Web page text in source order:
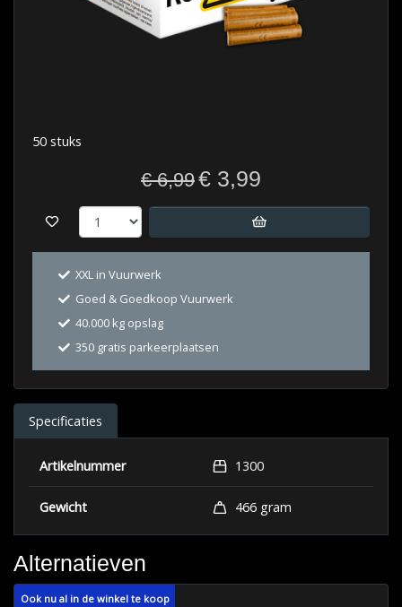
50 stuks
€ 6,99€ 3,99
XXL in Vuurwerk
Goed & Goedkoop Vuurwerk
40.000 kg opslag
350 gratis parkeerplaatsen
Specificaties
Artikelnummer 1300
Gewicht 466 gram
Alternatieven
Ook nu al in de winkel te koop